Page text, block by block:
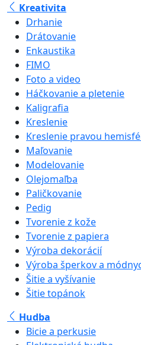
Kreativita
Drhanie
Drátovanie
Enkaustika
FIMO
Foto a video
Háčkovanie a pletenie
Kaligrafia
Kreslenie
Kreslenie pravou
Maľovanie
Modelovanie
Olejomaľba
Paličkovanie
Pedig
Tvorenie z kože
Tvorenie z papiera
Výroba dekorácií
Výroba šperkov a
Šitie a vyšívanie
Šitie topánok
Hudba
Bicie a perkusie